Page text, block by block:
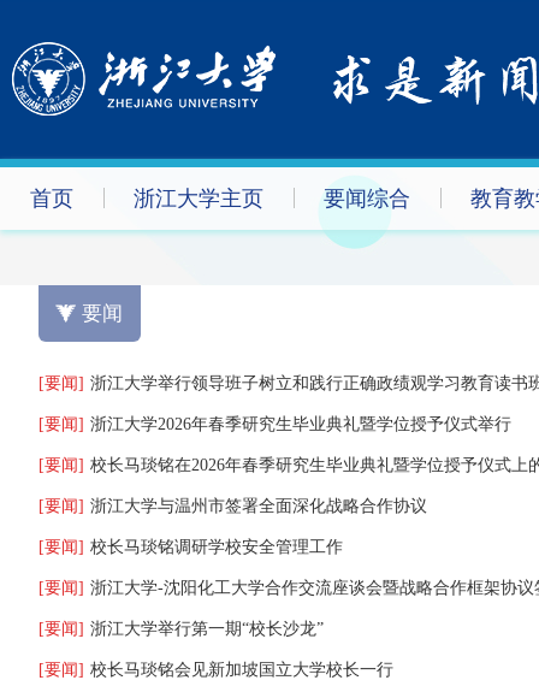
首页 浙江大学主页 要闻综合 教育
要闻
[要闻] 浙江大学举行领导班子树立和践行正确政绩观学习教育读书
[要闻] 浙江大学2026年春季研究生毕业典礼暨学位授予仪式举行
[要闻] 校长马琰铭在2026年春季研究生毕业典礼暨学位授予仪式上
[要闻] 浙江大学与温州市签署全面深化战略合作协议
[要闻] 校长马琰铭调研学校安全管理工作
[要闻] 浙江大学-沈阳化工大学合作交流座谈会暨战略合作框架协
[要闻] 浙江大学举行第一期“校长沙龙”
[要闻] 校长马琰铭会见新加坡国立大学校长一行